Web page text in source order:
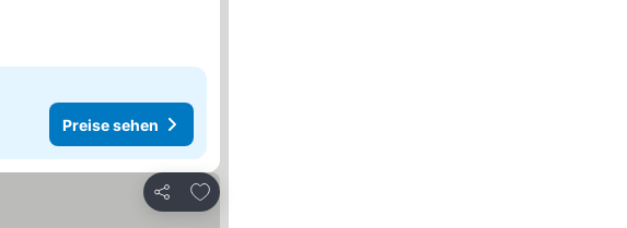
Preise sehen
Teilen
Zu Favoriten hinzufügen